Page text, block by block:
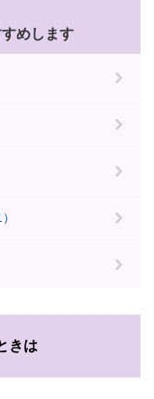
めします
きは